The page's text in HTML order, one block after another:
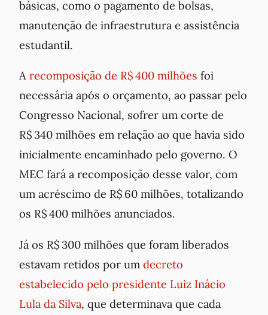
básicas, como o pagamento de bolsas,
manutenção de infraestrutura e assistência
estudantil.
A recomposição de R$ 400 milhões foi
necessária após o orçamento, ao passar pelo
Congresso Nacional, sofrer um corte de
R$ 340 milhões em relação ao que havia sido
inicialmente encaminhado pelo governo. O
MEC fará a recomposição desse valor, com
um acréscimo de R$ 60 milhões, totalizando
os R$ 400 milhões anunciados.
Já os R$ 300 milhões que foram liberados
estavam retidos por um decreto
estabelecido pelo presidente Luiz Inácio
Lula da Silva, que determinava que cada